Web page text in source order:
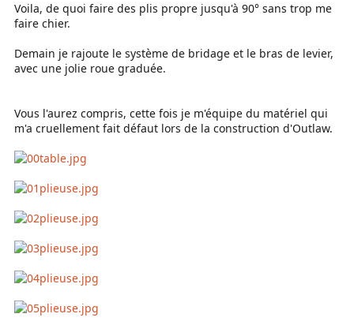
Voila, de quoi faire des plis propre jusqu'à 90° sans trop me
faire chier.
Demain je rajoute le système de bridage et le bras de levier,
avec une jolie roue graduée.
Vous l'aurez compris, cette fois je m'équipe du matériel qui
m'a cruellement fait défaut lors de la construction d'Outlaw.